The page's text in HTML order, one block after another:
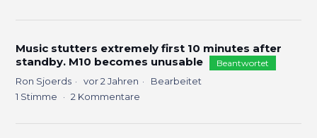
Music stutters extremely first 10 minutes after
standby. M10 becomes unusable
Beantwortet
Ron Sjoerds vor 2 Jahren
Bearbeitet
1 Stimme 2 Kommentare